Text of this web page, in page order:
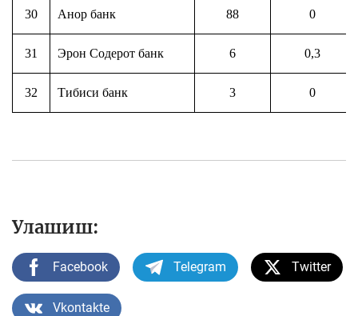
30 Анор банк 88 0
31 Эрон Содерот банк 6 0,3
32 Тибиси банк 3 0
Улашиш:
Facebook Telegram Twitter
Vkontakte